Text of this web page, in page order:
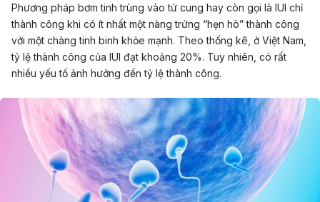
Phương pháp bơm tinh trùng vào tử cung hay còn gọi là IUI chỉ
thành công khi có ít nhất một nàng trứng “hẹn hò” thành công
với một chàng tinh binh khỏe mạnh. Theo thống kê, ở Việt Nam,
tỷ lệ thành công của IUI đạt khoảng 20%. Tuy nhiên, có rất
nhiều yếu tố ảnh hưởng đến tỷ lệ thành công.